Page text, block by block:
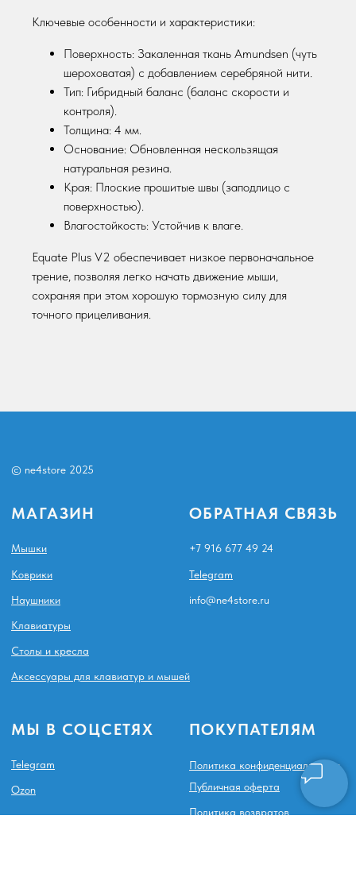
Ключевые особенности и характеристики:
Поверхность: Закаленная ткань Amundsen (чуть
шероховатая) с добавлением серебряной нити.
Тип: Гибридный баланс (баланс скорости и
контроля).
Толщина: 4 мм.
Основание: Обновленная нескользящая
натуральная резина.
Края: Плоские прошитые швы (заподлицо с
поверхностью).
Влагостойкость: Устойчив к влаге.
Equate Plus V2 обеспечивает низкое первоначальное
трение, позволяя легко начать движение мыши,
сохраняя при этом хорошую тормозную силу для
точного прицеливания.
МАГАЗИН
Клавиатуры
Аксессуары для клавиатур и мышей
info@ne4store.ru
Telegram
+7 916 677 49 24
МЫ В СОЦСЕТЯХ
Политика конфиденциальности